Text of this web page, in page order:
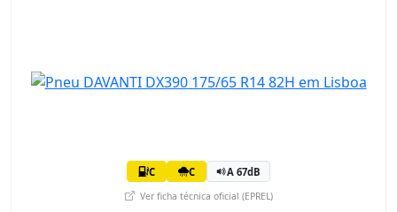
C C A 67dB
Ver ficha técnica oficial (EPREL)